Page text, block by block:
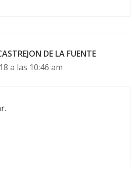
DE LA FUENTE
a las 10:46 am